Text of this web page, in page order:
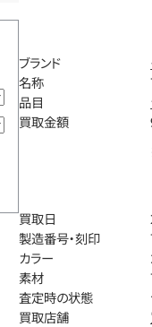
ブランド
名称
品目
買取金額
買取日
製造番号・刻印
カラー
素材
査定時の状態
買取店舗